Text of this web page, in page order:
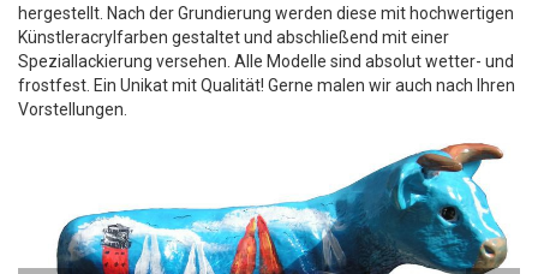
hergestellt. Nach der Grundierung werden diese mit hochwertigen
Künstleracrylfarben gestaltet und abschließend mit einer
Speziallackierung versehen. Alle Modelle sind absolut wetter- und
frostfest. Ein Unikat mit Qualität! Gerne malen wir auch nach Ihren
Vorstellungen.